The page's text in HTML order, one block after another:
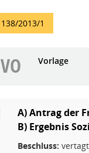
138/2013/1
VO Vorlage
A) Antrag der
B) Ergebnis
Beschluss: